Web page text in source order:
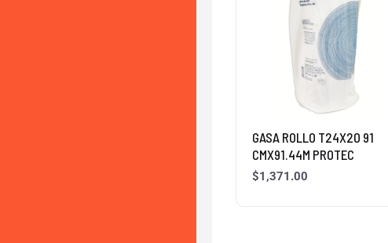
GASA ROLLO T24X20 91
CMX91.44M PROTEC
$1,371.00